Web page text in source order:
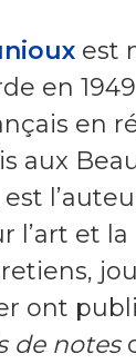
est
en
en
aux
l’art et la
ont
de notes